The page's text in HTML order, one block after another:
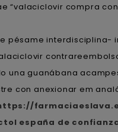
“valaciclovir compra
pésame interdisciplina-
una guanábana
con anexionar em
españa de